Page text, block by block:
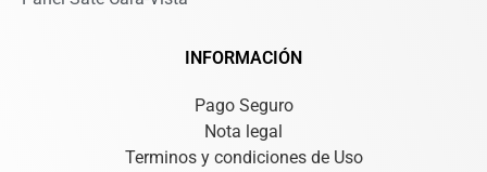
INFORMACIÓN
Pago Seguro
Nota legal
Terminos y condiciones de Uso